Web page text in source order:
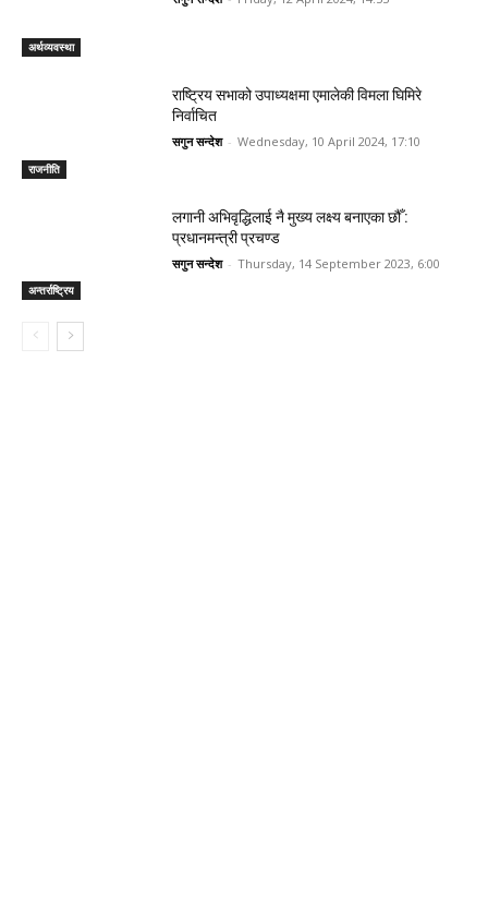
अर्थव्यवस्था
राजनीति
राष्ट्रिय सभाको उपाध्यक्षमा एमालेकी विमला घिमिरे
निर्वाचित
सगुन सन्देश - Wednesday, 10 April 2024, 17:10
अन्तर्राष्ट्रिय
लगानी अभिवृद्धिलाई नै मुख्य लक्ष्य बनाएका छौँ :
प्रधानमन्त्री प्रचण्ड
सगुन सन्देश - Thursday, 14 September 2023, 6:00